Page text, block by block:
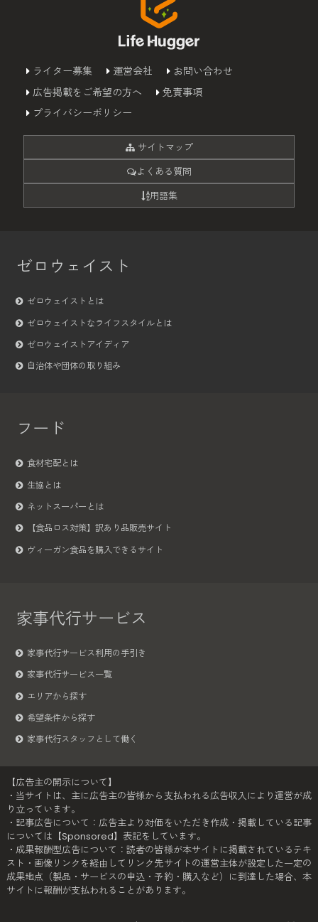
ライター募集 運営会社
お問い合わせ
広告掲載をご希望の方へ
免責事項
プライバシーポリシー
サイトマップ
よくある質問
用語集
ゼロウェイスト
ゼロウェイストとは
ゼロウェイストなライフスタイルとは
ゼロウェイストアイディア
自治体や団体の取り組み
フード
食材宅配とは
生協とは
ネットスーパーとは
【食品ロス対策】訳あり品販売サイト
ヴィーガン食品を購入できるサイト
家事代行サービス
家事代行サービス利用の手引き
家事代行サービス一覧
エリアから探す
希望条件から探す
家事代行スタッフとして働く
【広告主の開示について】
・当サイトは、主に広告主の皆様から支払われる広告収入により運営が成
り立っています。
・記事広告について：広告主より対価をいただき作成・掲載している記事
については【Sponsored】表記をしています。
・成果報酬型広告について：読者の皆様が本サイトに掲載されているテキ
スト・画像リンクを経由してリンク先サイトの運営主体が設定した一定の
成果地点（製品・サービスの申込・予約・購入など）に到達した場合、本
サイトに報酬が支払われることがあります。